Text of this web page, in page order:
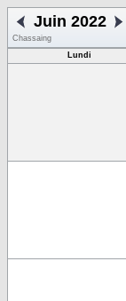
Juin 2022
Chassaing
Lundi